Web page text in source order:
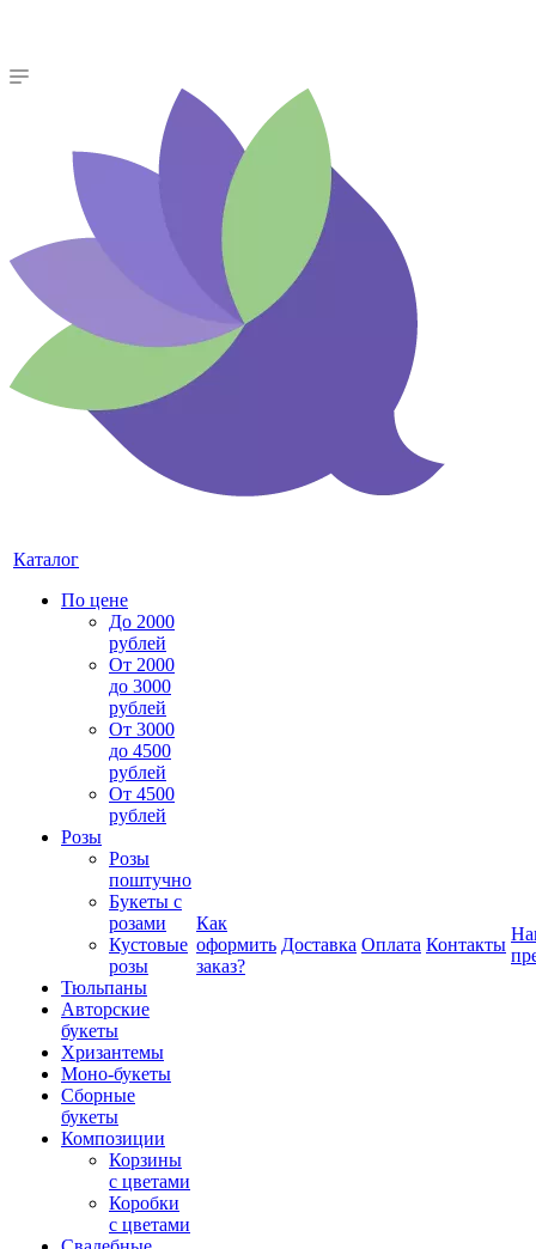
Каталог
По цене
До 2000
рублей
От 2000
до 3000
рублей
От 3000
до 4500
рублей
От 4500
рублей
Розы
Розы
поштучно
Букеты с
розами
Кустовые
розы
Тюльпаны
Авторские
букеты
Хризантемы
Моно-букеты
Сборные
букеты
Композиции
Корзины
с цветами
Коробки
с цветами
Как
оформить
заказ?
Доставка Оплата Контакты